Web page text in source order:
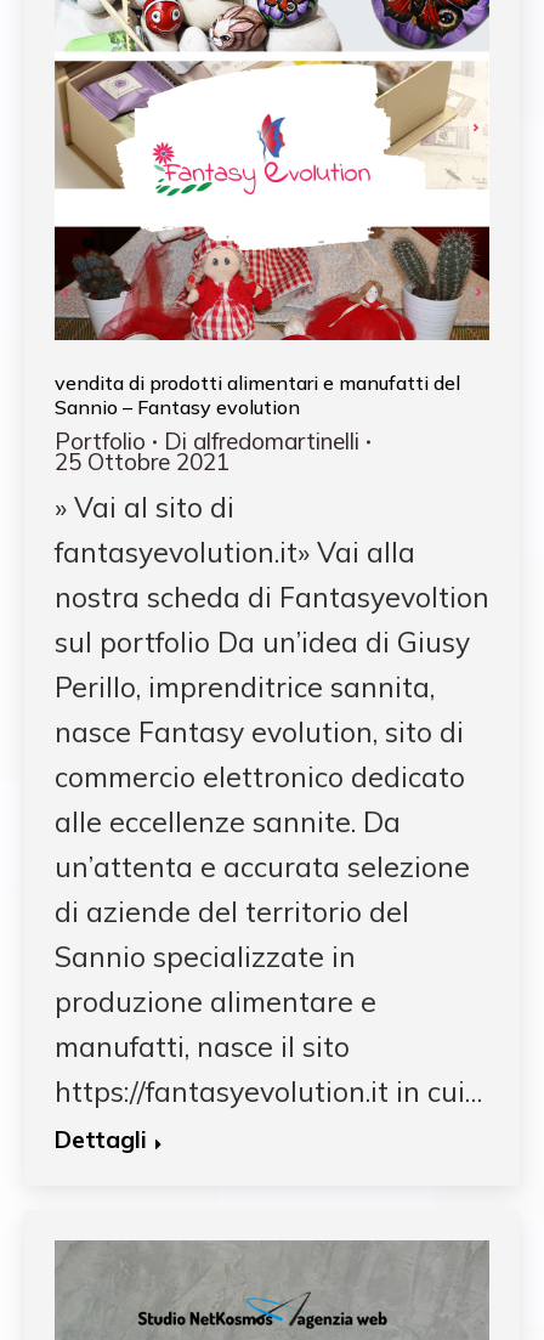
vendita di prodotti alimentari e manufatti del
Sannio – Fantasy evolution
Portfolio Di alfredomartinelli
25 Ottobre 2021
» Vai al sito di
fantasyevolution.it» Vai alla
nostra scheda di Fantasyevoltion
sul portfolio Da un’idea di Giusy
Perillo, imprenditrice sannita,
nasce Fantasy evolution, sito di
commercio elettronico dedicato
alle eccellenze sannite. Da
un’attenta e accurata selezione
di aziende del territorio del
Sannio specializzate in
produzione alimentare e
manufatti, nasce il sito
https://fantasyevolution.it in cui…
Dettagli